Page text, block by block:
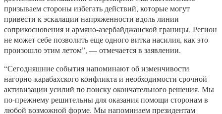
призываем стороны избегать действий, которые могут
привести к эскалации напряженности вдоль линии
соприкосновения и армяно-азербайджанской границы. Регион
не может себе позволить еще одного витка насилия, как это
произошло этим летом”, — отмечается в заявлении.
“Сегодняшние события напоминают об изменчивости
нагорно-карабахского конфликта и необходимости срочной
активизации усилий по поиску окончательного решения. Мы
по-прежнему решительны для оказания помощи сторонам в
любой возможной форме. Мы напоминаем президентам